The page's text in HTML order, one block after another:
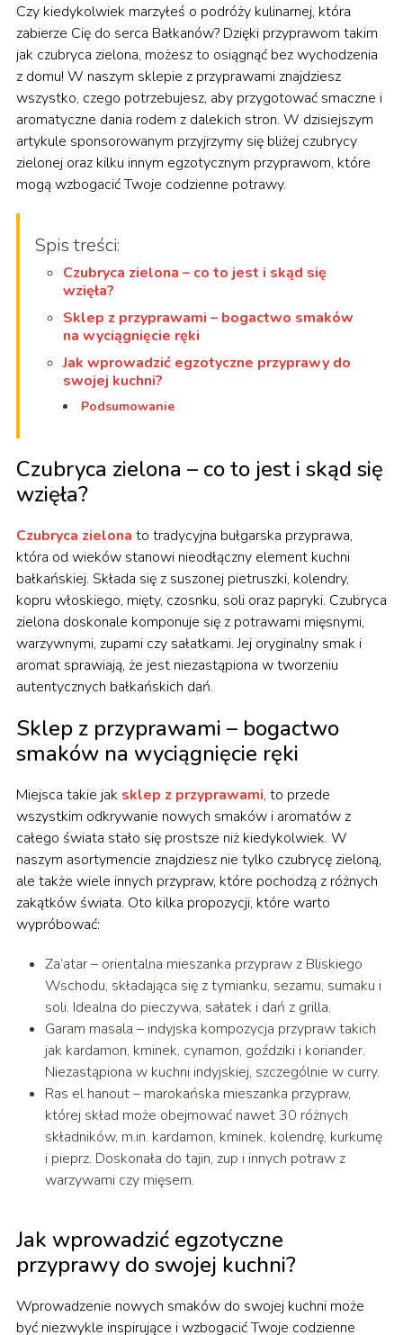
Czy kiedykolwiek marzyłeś o podróży kulinarnej, która
zabierze Cię do serca Bałkanów? Dzięki przyprawom takim
jak czubryca zielona, możesz to osiągnąć bez wychodzenia
z domu! W naszym sklepie z przyprawami znajdziesz
wszystko, czego potrzebujesz, aby przygotować smaczne i
aromatyczne dania rodem z dalekich stron. W dzisiejszym
artykule sponsorowanym przyjrzymy się bliżej czubrycy
zielonej oraz kilku innym egzotycznym przyprawom, które
mogą wzbogacić Twoje codzienne potrawy.
Spis treści:
Czubryca zielona – co to jest i skąd się
wzięła?
Sklep z przyprawami – bogactwo smaków
na wyciągnięcie ręki
Jak wprowadzić egzotyczne przyprawy do
swojej kuchni?
Podsumowanie
Czubryca zielona – co to jest i skąd się
wzięła?
Czubryca zielona to tradycyjna bułgarska przyprawa,
która od wieków stanowi nieodłączny element kuchni
bałkańskiej. Składa się z suszonej pietruszki, kolendry,
kopru włoskiego, mięty, czosnku, soli oraz papryki. Czubryca
zielona doskonale komponuje się z potrawami mięsnymi,
warzywnymi, zupami czy sałatkami. Jej oryginalny smak i
aromat sprawiają, że jest niezastąpiona w tworzeniu
autentycznych bałkańskich dań.
Sklep z przyprawami – bogactwo
smaków na wyciągnięcie ręki
Miejsca takie jak sklep z przyprawami, to przede
wszystkim odkrywanie nowych smaków i aromatów z
całego świata stało się prostsze niż kiedykolwiek. W
naszym asortymencie znajdziesz nie tylko czubrycę zieloną,
ale także wiele innych przypraw, które pochodzą z różnych
zakątków świata. Oto kilka propozycji, które warto
wypróbować:
Za’atar – orientalna mieszanka przypraw z Bliskiego
Wschodu, składająca się z tymianku, sezamu, sumaku i
soli. Idealna do pieczywa, sałatek i dań z grilla.
Garam masala – indyjska kompozycja przypraw takich
jak kardamon, kminek, cynamon, goździki i koriander.
Niezastąpiona w kuchni indyjskiej, szczególnie w curry.
Ras el hanout – marokańska mieszanka przypraw,
której skład może obejmować nawet 30 różnych
składników, m.in. kardamon, kminek, kolendrę, kurkumę
i pieprz. Doskonała do tajin, zup i innych potraw z
warzywami czy mięsem.
Jak wprowadzić egzotyczne
przyprawy do swojej kuchni?
Wprowadzenie nowych smaków do swojej kuchni może
być niezwykle inspirujące i wzbogacić Twoje codzienne